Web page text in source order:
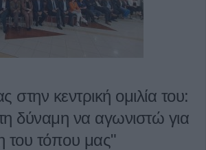
στην κεντρική ομιλία του:
δύναμη να αγωνιστώ για
του τόπου μας"